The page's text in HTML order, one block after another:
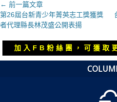
文
章
導
覽
← 前一篇文章
上
一
章：
第26屆台新青少年菁英志工獎獲獎
者代理縣長林茂盛公開表揚
下
文
章
加入FB粉絲團，可獲取